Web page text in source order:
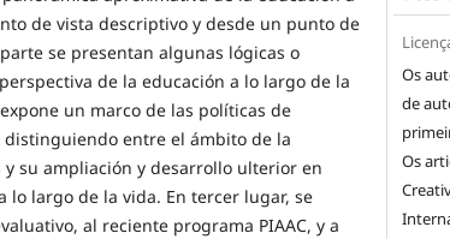
de vista descriptivo y desde un punto de
se presentan algunas lógicas o
de la educación a lo largo de la
un marco de las políticas de
entre el ámbito de la
su ampliación y desarrollo ulterior en
lo largo de la vida. En tercer lugar, se
al reciente programa PIAAC, y a
Os
de
Os